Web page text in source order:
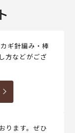
ギ針編み・棒
方などがござ
ります。ぜひ